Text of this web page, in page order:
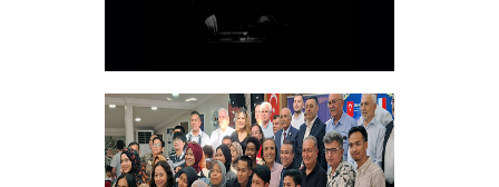
10 KASIM
+